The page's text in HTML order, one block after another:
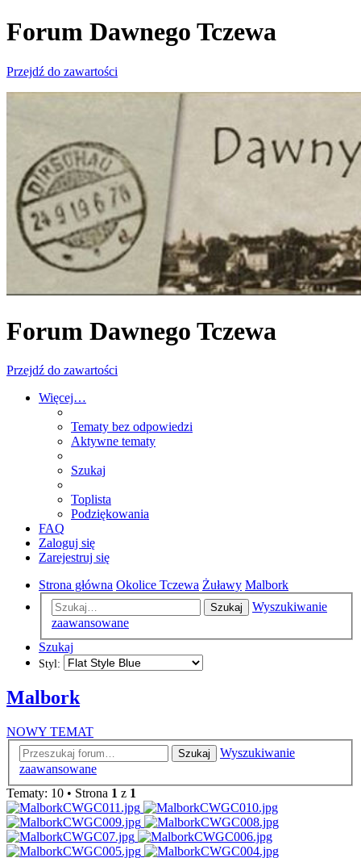
Forum Dawnego Tczewa
Przejdź do zawartości
Forum Dawnego Tczewa
Przejdź do zawartości
Więcej…
Tematy bez odpowiedzi
Aktywne tematy
Szukaj
Toplista
Podziękowania
FAQ
Zaloguj się
Zarejestruj się
Strona główna Okolice Tczewa Żuławy Malbork
Szukaj
Wyszukiwanie
zaawansowane
Szukaj
Styl:
Malbork
NOWY TEMAT
Szukaj
Wyszukiwanie
zaawansowane
Tematy: 10 • Strona 1 z 1